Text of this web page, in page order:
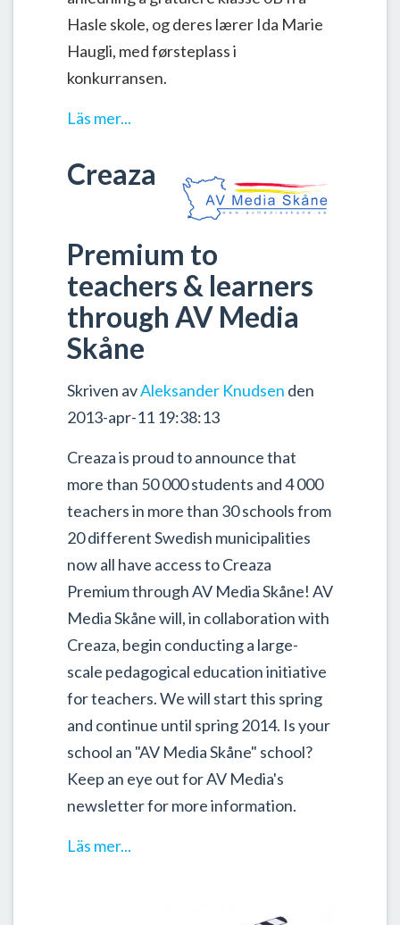
Hasle skole, og deres lærer Ida Marie
Haugli, med førsteplass i
konkurransen.
Läs mer...
Creaza
Premium to
teachers & learners
through AV Media
Skåne
Skriven avAleksander Knudsen den
2013-apr-11 19:38:13
Creaza is proud to announce that
more than 50 000 students and 4 000
teachers in more than 30 schools from
20 different Swedish municipalities
now all have access to Creaza
Premium through AV Media Skåne! AV
Media Skåne will, in collaboration with
Creaza, begin conducting a large-
scale pedagogical education initiative
for teachers. We will start this spring
and continue until spring 2014. Is your
school an "AV Media Skåne" school?
Keep an eye out for AV Media's
newsletter for more information.
Läs mer...